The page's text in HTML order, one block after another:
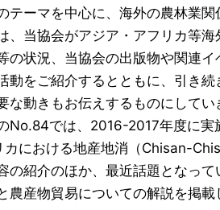
テーマを中心に、海外の農林業関
、当協会がアジア・アフリカ等海
の状況、当協会の出版物や関連イ
動をご紹介するとともに、引き続
な動きもお伝えするものにしてい
No.84では、2016-2017年度に実
における地産地消（Chisan-
の紹介のほか、最近話題となって
農産物貿易についての解説を掲載